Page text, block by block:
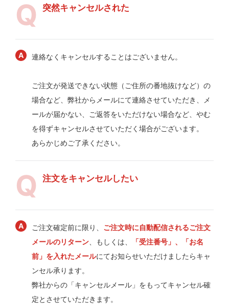
突然キャンセルされた
連絡なくキャンセルすることはございません。
ご注文が発送できない状態（ご住所の番地抜けなど）の
場合など、弊社からメールにて連絡させていただき、メ
ールが届かない、ご返答をいただけない場合など、やむ
を得ずキャンセルさせていただく場合がございます。
あらかじめご了承ください。
注文をキャンセルしたい
ご注文確定前に限り、 ご注文時に自動配信されるご注文
メールのリターン 、もしくは、
「受注番号」、「お名
前」を入れたメールにてお知らせいただけましたらキャ
ンセル承ります。
弊社からの「キャンセルメール」をもってキャンセル確
定とさせていただきます。